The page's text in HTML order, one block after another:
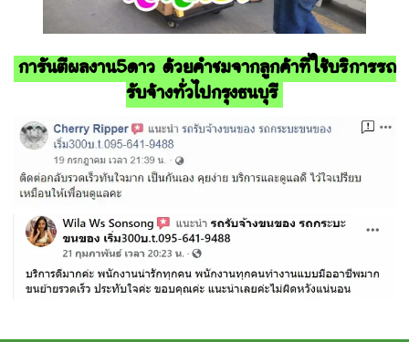
การันตีผลงาน5ดาว ด้วยคำชมจากลูกค้าที่ใช้บริการรถ
รับจ้างทั่วไปกรุงธนบุรี